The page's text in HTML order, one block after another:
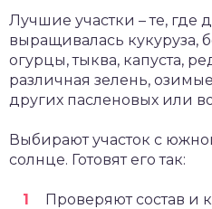
Лучшие участки – те, где
выращивалась кукуруза,
огурцы, тыква, капуста,
различная зелень,
других пасленовых или
Выбирают участок с
солнце. Готовят его так:
Проверяют состав и